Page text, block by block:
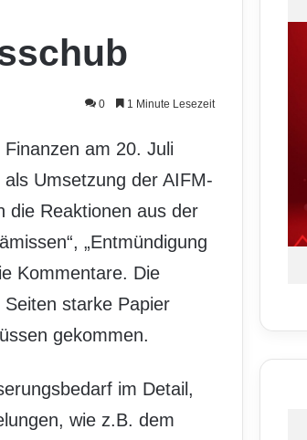
0 1 Minute Lesezeit
am 20. Juli
Umsetzung der AIFM-
die Reaktionen aus der
„Entmündigung
Kommentare. Die
starke Papier
gekommen.
im Detail,
wie z.B. dem